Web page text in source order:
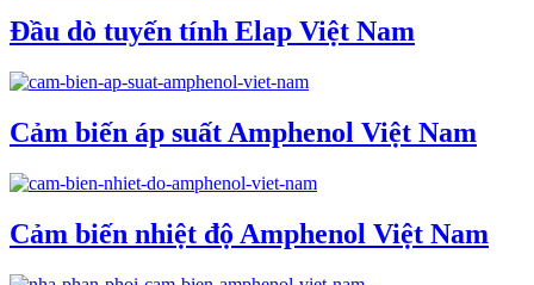
Đầu dò tuyến tính Elap Việt Nam
Cảm biến áp suất Amphenol Việt Nam
Cảm biến nhiệt độ Amphenol Việt Nam